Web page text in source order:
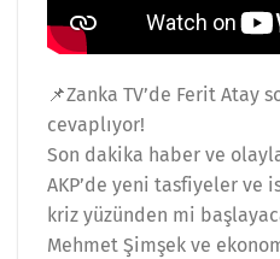
📌Zanka TV’de Ferit Atay
cevaplıyor!
Son dakika haber ve
AKP’de yeni tasfiyeler ve
kriz yüzünden mi
Mehmet Şimşek ve